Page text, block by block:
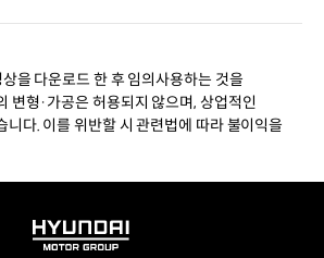
을 다운로드 한 후 임의사용하는 것을
변형·가공은 허용되지 않으며, 상업적인
니다. 이를 위반할 시 관련법에 따라 불이익을
HYUNDAI